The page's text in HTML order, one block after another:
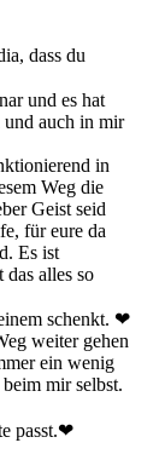
dass du
und es hat
und auch in mir
in
Weg die
Geist seid
für eure da
Es ist
alles so
schenkt. ❤
weiter gehen
ein wenig
mir selbst.
passt.❤